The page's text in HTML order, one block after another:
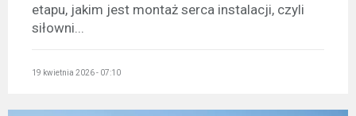
etapu, jakim jest montaż serca instalacji, czyli
siłowni...
19 kwietnia 2026 - 07:10